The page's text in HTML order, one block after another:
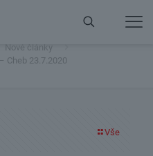
Nové články
Cheb 23.7.2020
Vše